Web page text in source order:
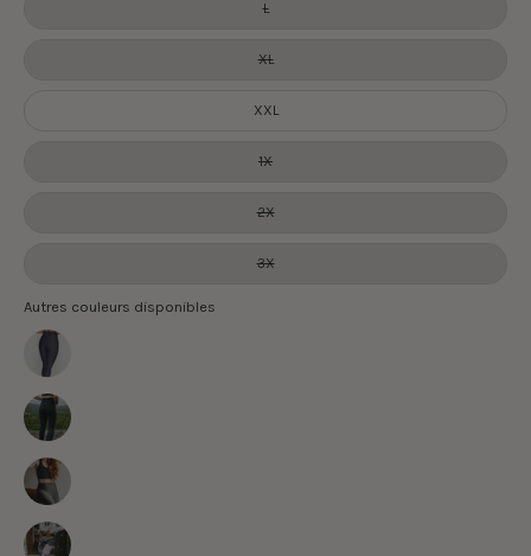
L
XL
XXL
1X
2X
3X
Autres couleurs disponibles